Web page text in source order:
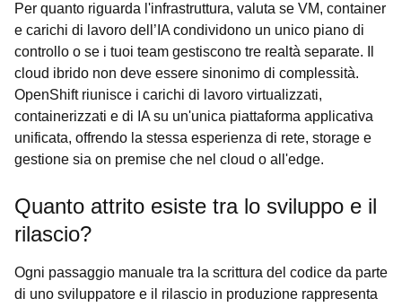
Per quanto riguarda l'infrastruttura, valuta se VM, container
e carichi di lavoro dell’IA condividono un unico piano di
controllo o se i tuoi team gestiscono tre realtà separate. Il
cloud ibrido non deve essere sinonimo di complessità.
OpenShift riunisce i carichi di lavoro virtualizzati,
containerizzati e di IA su un'unica piattaforma applicativa
unificata, offrendo la stessa esperienza di rete, storage e
gestione sia on premise che nel cloud o all'edge.
Quanto attrito esiste tra lo sviluppo e il
rilascio?
Ogni passaggio manuale tra la scrittura del codice da parte
di uno sviluppatore e il rilascio in produzione rappresenta